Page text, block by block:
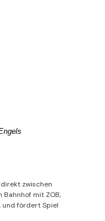
zwischen
mit ZOB,
und fördert Spiel